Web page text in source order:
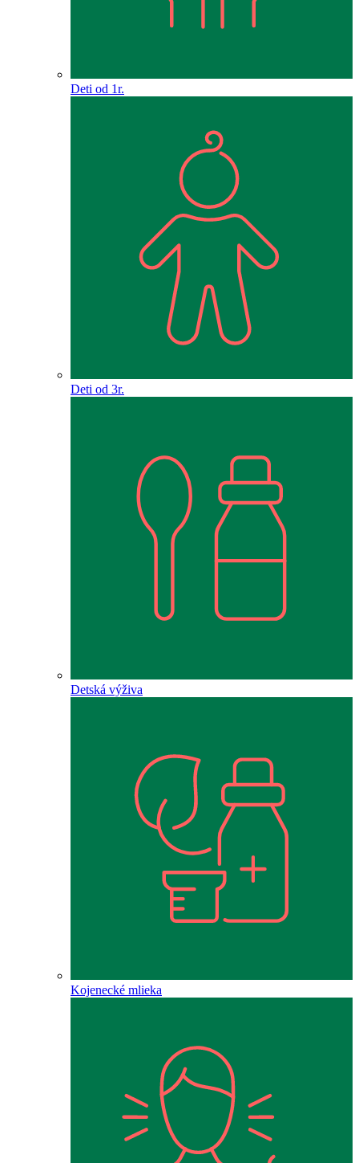
Deti od 1r.
Deti od 3r.
Detská výživa
Kojenecké mlieka